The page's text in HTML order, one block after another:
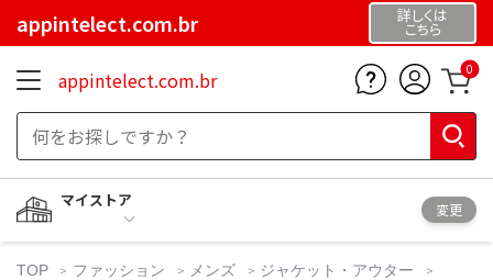
appintelect.com.br 詳しくは
こちら
appintelect.com.br 0
マイストア
変更
TOP ファッション メンズ
ジャケット・アウター